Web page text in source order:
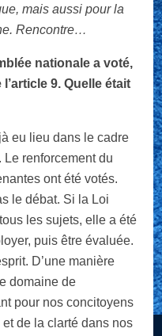
mais aussi pour la
Rencontre…
nationale a voté,
9. Quelle était
eu lieu dans le cadre
renforcement du
ont été votés.
le débat. Si la Loi
les sujets, elle a été
puis être évaluée.
D’une manière
domaine de
pour nos concitoyens
de la clarté dans nos